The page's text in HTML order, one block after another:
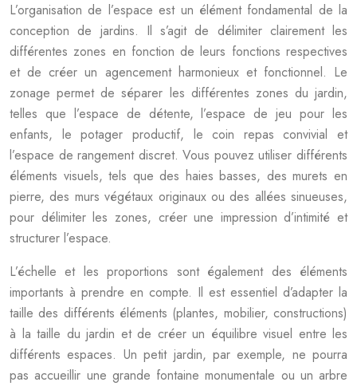
L’organisation de l’espace est un élément fondamental de la
conception de jardins. Il s’agit de délimiter clairement les
différentes zones en fonction de leurs fonctions respectives
et de créer un agencement harmonieux et fonctionnel. Le
zonage permet de séparer les différentes zones du jardin,
telles que l’espace de détente, l’espace de jeu pour les
enfants, le potager productif, le coin repas convivial et
l’espace de rangement discret. Vous pouvez utiliser différents
éléments visuels, tels que des haies basses, des murets en
pierre, des murs végétaux originaux ou des allées sinueuses,
pour délimiter les zones, créer une impression d’intimité et
structurer l’espace.
L’échelle et les proportions sont également des éléments
importants à prendre en compte. Il est essentiel d’adapter la
taille des différents éléments (plantes, mobilier, constructions)
à la taille du jardin et de créer un équilibre visuel entre les
différents espaces. Un petit jardin, par exemple, ne pourra
pas accueillir une grande fontaine monumentale ou un arbre